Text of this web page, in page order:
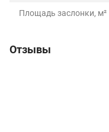
Площадь заслонки, м²
Отзывы